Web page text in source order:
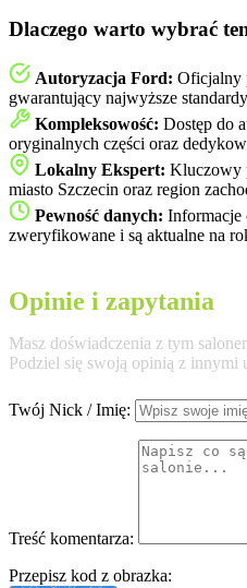
Dlaczego warto wybrać
Autoryzacja Ford: Oficjalny
gwarantujący najwyższe
Kompleksowość: Dostęp do
oryginalnych części oraz
Lokalny Ekspert: Kluczowy
miasto Szczecin oraz region
Pewność danych: Informacje
zweryfikowane i są aktualne na
Opinie i zapytania
Masz doświadczenia z tym
Podziel się swoją opinią z innymi
Twój Nick / Imię:
Treść komentarza:
Przepisz kod z obrazka: